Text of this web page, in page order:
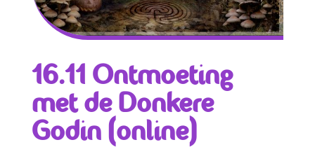
16.11 Ontmoeting
met de Donkere
Godin (online)